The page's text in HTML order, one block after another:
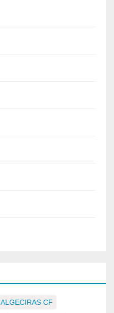
ALGECIRAS CF